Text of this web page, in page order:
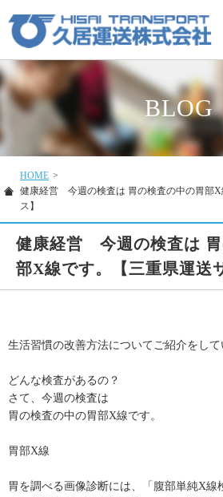
BLOG
HOME >
健康経営 今週の検査は 胃の検査の中の胃部
ス】
健康経営 今週の検査は 胃
部X線です。【三重県運送
生活習慣の改善方法についてご紹介をして
どんな検査があるの？
さて、今週の検査は
胃の検査の中の胃部X線です。
胃部X線
胃を調べる画像診断には、「腹部単純X線